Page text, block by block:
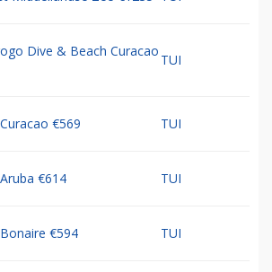
Dive & Beach Curacao
TUI
€569 TUI
€614 TUI
€594 TUI